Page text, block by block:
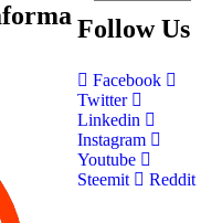
Follow Us
Facebook
Twitter
Linkedin
Instagram
Youtube
Steemit
Reddit